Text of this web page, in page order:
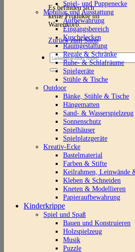
Es befinden sich
keine Produkte im
Warenkorb.
Zurück zum Shop
Suchen
nach:
Spiel- und Puppenecke
Mobiliar und Ausstattung
Aufbewahrung
Eingangsbereich
Kuschelecken
Raumgestaltung
Regale & Schränke
Ruhe- & Schlafräume
Spielgeräte
Stühle & Tische
Outdoor
Bänke, Stühle & Tische
Hängematten
Sand- & Wasserspielzeug
Sonnenschutz
Spielhäuser
Spielplatzgeräte
Kreativ-Ecke
Bastelmaterial
Farben & Stifte
Keilrahmen, Leinwände
Kleben & Schneiden
Kneten & Modellieren
Papieraufbewahrung
Kinderkrippe
Spiel und Spaß
Bauen und Konstruieren
Holzspielzeug
Musik
Puzzle